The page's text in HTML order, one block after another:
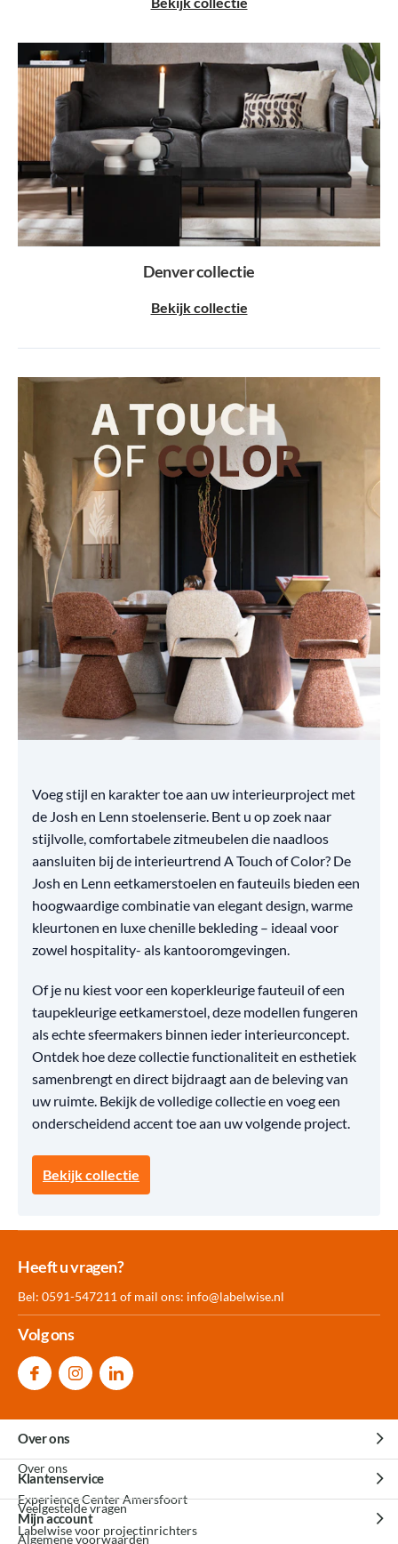
Denver collectie
Bekijk collectie
Voeg stijl en karakter toe aan uw interieurproject met
de Josh en Lenn stoelenserie. Bent u op zoek naar
stijlvolle, comfortabele zitmeubelen die naadloos
aansluiten bij de interieurtrend A Touch of Color? De
Josh en Lenn eetkamerstoelen en fauteuils bieden een
hoogwaardige combinatie van elegant design, warme
kleurtonen en luxe chenille bekleding – ideaal voor
zowel hospitality- als kantooromgevingen.
Of je nu kiest voor een koperkleurige fauteuil of een
taupekleurige eetkamerstoel, deze modellen fungeren
als echte sfeermakers binnen ieder interieurconcept.
Ontdek hoe deze collectie functionaliteit en esthetiek
samenbrengt en direct bijdraagt aan de beleving van
uw ruimte. Bekijk de volledige collectie en voeg een
onderscheidend accent toe aan uw volgende project.
Bekijk collectie
Meer dan 30.000
Heeft u vragen?
Bel: 0591-547211 of mail ons: info@labelwise.nl
Volg ons
Over ons
Over ons
Experience Center Amersfoort
Labelwise voor projectinrichters
Klantenservice
Veelgestelde vragen
Algemene voorwaarden
Mijn account